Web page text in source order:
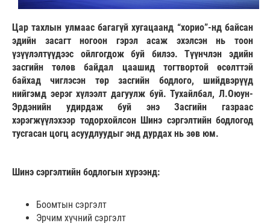
Цар тахлын улмаас багагүй хугацаанд “хорио”-нд байсан
эдийн засагт ногоон гэрэл асаж эхэлсэн нь тоон
үзүүлэлтүүдээс ойлгогдож буй билээ. Түүнчлэн эдийн
засгийн төлөв байдал цаашид тогтвортой өсөлттэй
байхад чиглэсэн төр засгийн бодлого, шийдвэрүүд
нийгэмд эерэг хүлээлт дагуулж буй. Тухайлбал, Л.Оюун-
Эрдэнийн удирдаж буй энэ Засгийн газраас
хэрэгжүүлэхээр тодорхойлсон Шинэ сэргэлтийн бодлогод
тусгасан цогц асуудлуудыг энд дурдах нь зөв юм.
Шинэ сэргэлтийн бодлогын хүрээнд:
Боомтын сэргэлт
Эрчим хүчний сэргэлт